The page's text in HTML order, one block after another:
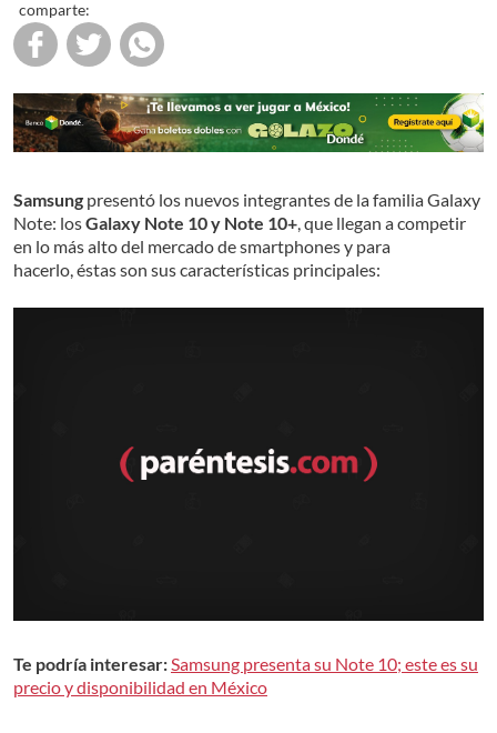
comparte:
Samsung presentó los nuevos integrantes de la familia Galaxy
Note: losGalaxy Note 10 y Note 10+ , que llegan a competir
en lo más alto del mercado de smartphones y para
hacerlo, éstas son sus características principales:
Te podría interesar:Samsung presenta su Note 10; este es su
precio y disponibilidad en México